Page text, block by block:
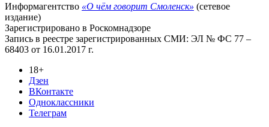
Информагентство «О чём говорит Смоленск» (сетевое
издание)
Зарегистрировано в Роскомнадзоре
Запись в реестре зарегистрированных СМИ: ЭЛ № ФС 77 –
68403 от 16.01.2017 г.
18+
Дзен
ВКонтакте
Одноклассники
Телеграм